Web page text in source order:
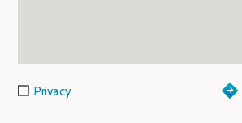
Privacy